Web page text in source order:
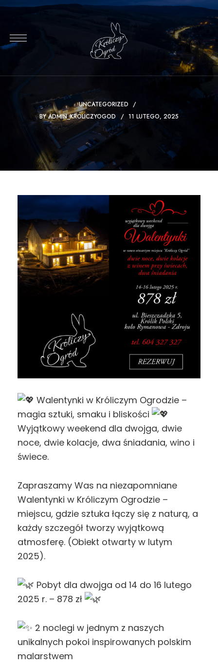
UNCATEGORIZED
BYADMIN_KROLICZYOGOD 11 LUTEGO, 2025
Walentynki w Króliczym Ogrodzie –
magia sztuki, smaku i bliskości
Wyjątkowy weekend dla dwojga, dwie
noce, dwie kolacje, dwa śniadania, wino i
świece.
Zapraszamy Was na niezapomniane
Walentynki w Króliczym Ogrodzie –
miejscu, gdzie sztuka łączy się z naturą, a
każdy szczegół tworzy wyjątkową
atmosferę. (Obiekt otwarty w lutym
2025).
Pobyt dla dwojga od 14 do 16 lutego
2025 r. – 878 zł
2 noclegi w jednym z naszych
unikalnych pokoi inspirowanych polskim
malarstwem